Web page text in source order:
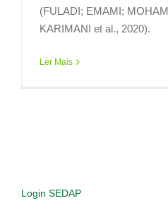
(FULADI; EMAMI;
KARIMANI et al., 2020).
Ler Mais
Login SEDAP